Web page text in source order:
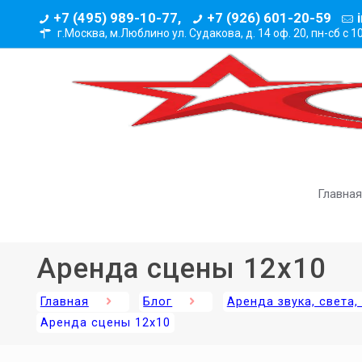
+7 (495) 989-10-77, +7 (926) 601-20-59
г.Москва, м.Люблино ул. Судакова, д. 14 оф. 20, пн-сб с
Главная
Аренда сцены 12х10
Главная Блог
Аренда звука,
Аренда сцены 12х10